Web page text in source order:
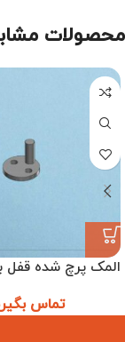
محصولات
المک پرچ شده قفل
تماس